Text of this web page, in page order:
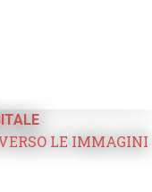
LE IMMAGINI